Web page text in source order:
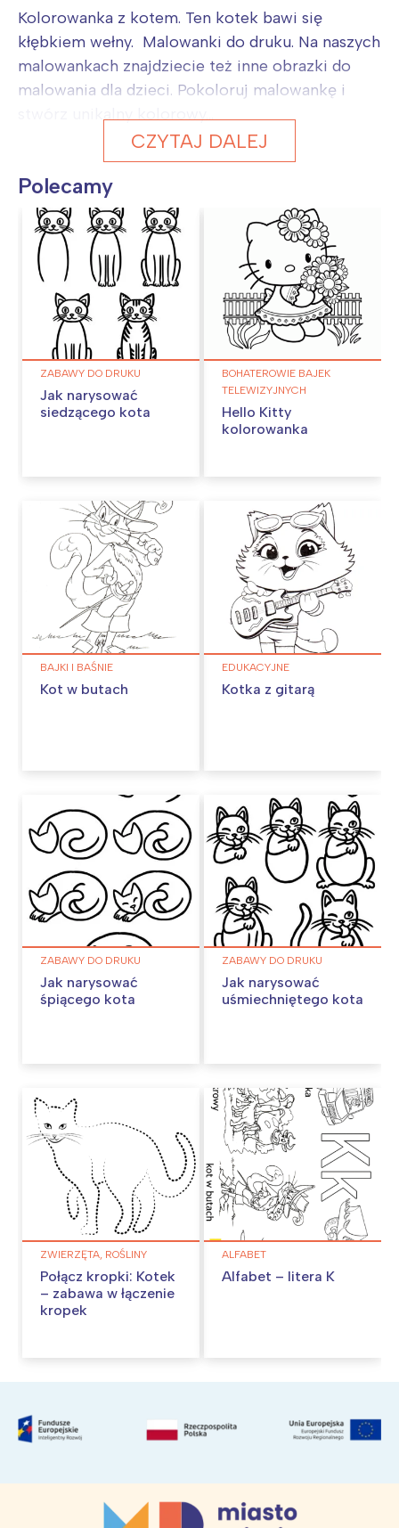
Kolorowanka z kotem. Ten kotek bawi się
kłębkiem wełny. Malowanki do druku. Na naszych
malowankach znajdziecie też inne obrazki do
malowania dla dzieci. Pokoloruj malowankę i
CZYTAJ DALEJ
Polecamy
ZABAWY DO DRUKU
Jak narysować
siedzącego kota
BOHATEROWIE BAJEK
TELEWIZYJNYCH
Hello Kitty
kolorowanka
BAJKI I BAŚNIE
Kot w butach
EDUKACYJNE
Kotka z gitarą
ZABAWY DO DRUKU
Jak narysować
śpiącego kota
ZABAWY DO DRUKU
Jak narysować
uśmiechniętego kota
ZWIERZĘTA, ROŚLINY
Połącz kropki: Kotek
– zabawa w łączenie
kropek
ALFABET
Alfabet – litera K